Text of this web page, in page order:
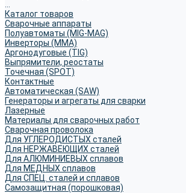
Каталог товаров
Сварочные аппараты
Полуавтоматы (MIG-MAG)
Инверторы (MMA)
Аргонодуговые (TIG)
Выпрямители, реостаты
Точечная (SPOT)
Контактные
Автоматическая (SAW)
Генераторы и агрегаты для сварки
Лазерные
Материалы для сварочных работ
Сварочная проволока
Для УГЛЕРОДИСТЫХ сталей
Для НЕРЖАВЕЮЩИХ сталей
Для АЛЮМИНИЕВЫХ сплавов
Для МЕДНЫХ сплавов
Для СПЕЦ. сталей и сплавов
Самозащитная (порошковая)